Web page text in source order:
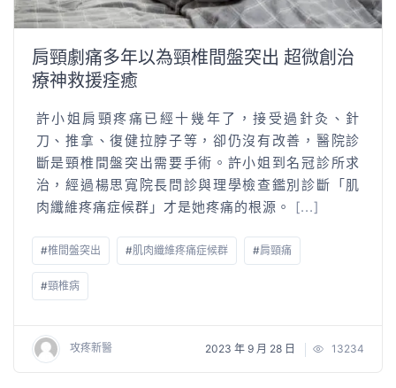
肩頸劇痛多年以為頸椎間盤突出 超微創治
療神救援痊癒
許小姐肩頸疼痛已經十幾年了，接受過針灸、針
刀、推拿、復健拉脖子等，卻仍沒有改善，醫院診
斷是頸椎間盤突出需要手術。許小姐到名冠診所求
治，經過楊思寬院長問診與理學檢查鑑別診斷「肌
肉纖維疼痛症候群」才是她疼痛的根源。 [...]
#椎間盤突出 #肌肉纖維疼痛症候群 #肩頸痛
#頸椎病
攻疼新醫 2023 年 9 月 28 日 13234